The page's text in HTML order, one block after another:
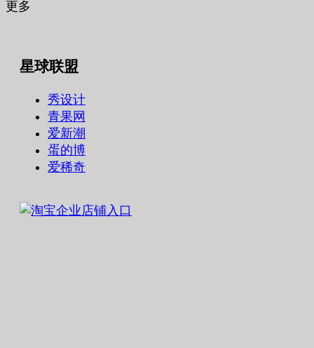
更多
星球联盟
秀设计
青果网
爱新潮
蛋的博
爱稀奇